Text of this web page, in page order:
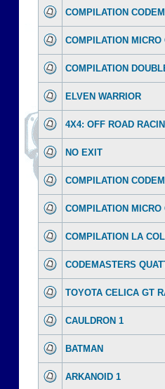
COMPILATION
COMPILATION MICRO
COMPILATION
ELVEN WARRIOR
4X4: OFF ROAD
NO EXIT
COMPILATION
COMPILATION MICRO
COMPILATION LA
CODEMASTERS
TOYOTA CELICA GT
CAULDRON 1
BATMAN
ARKANOID 1